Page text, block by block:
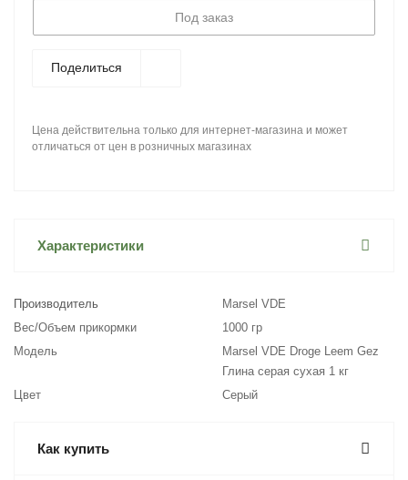
Под заказ
Поделиться
Цена действительна только для интернет-магазина и может
отличаться от цен в розничных магазинах
Характеристики
Производитель
Marsel VDE
Вес/Объем прикормки
1000 гр
Модель
Marsel VDE Droge Leem Gez
Глина серая сухая 1 кг
Цвет
Серый
Как купить